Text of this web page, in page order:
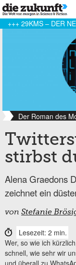
+++ 29KMS – DER
Der Roman des
stirbst
Alena Graedons
zeichnet ein
von Stefanie
Lesezeit: 2 min.
Wer, so wie ich
schnell, wie sehr wir
und überall zu